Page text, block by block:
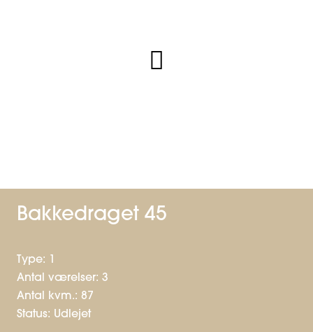
Bakkedraget 45
Type: 1
Antal værelser: 3
Antal kvm.: 87
Status: Udlejet